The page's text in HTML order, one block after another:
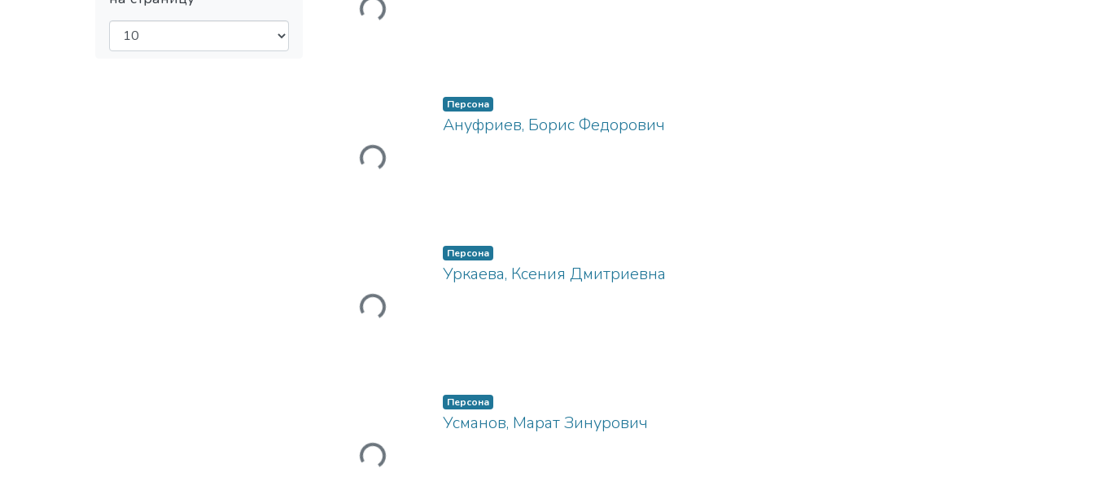
Загружается...
Загружается...
Персона
Ануфриев, Борис Федорович
Загружается...
Персона
Уркаева, Ксения Дмитриевна
Персона
Усманов, Марат Зинурович